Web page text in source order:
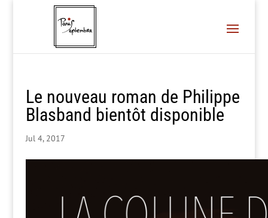
Le nouveau roman de Philippe
Blasband bientôt disponible
Jul 4, 2017